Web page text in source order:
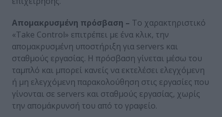
Απομακρυσμένη πρόσβαση – To χαρακτηριστικό
«Take Control» επιτρέπει με ένα κλικ, την
απομακρυσμένη υποστήριξη για servers και
σταθμούς εργασίας. Η πρόσβαση γίνεται μέσω του
ταμπλό και μπορεί κανείς να εκτελέσει ελεγχόμενη
ή μη ελεγχόμενη παρακολούθηση στις εργασίες που
γίνονται σε servers και σταθμούς εργασίας, χωρίς
την απομάκρυνσή του από το γραφείο.